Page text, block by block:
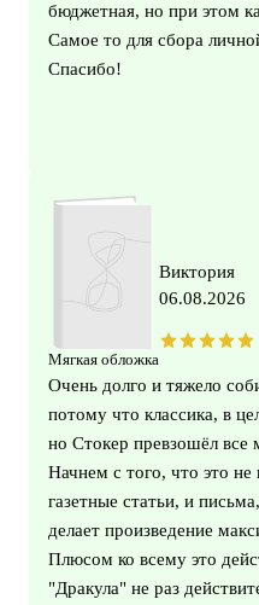
бюджетная, но при этом
Самое то для сбора
Спасибо!
Мягкая обложка
Виктория
06.08.2026
Очень долго и тяжело
потому что классика, в
но Стокер превзошёл все
Начнем с того, что это
газетные статьи, и
делает произведение
Плюсом ко всему это
"Дракула" не раз